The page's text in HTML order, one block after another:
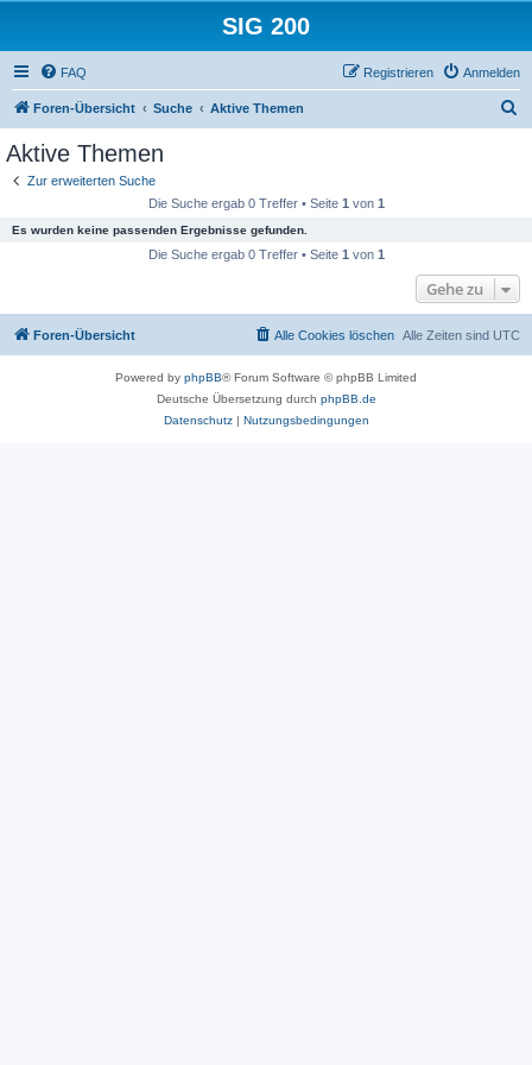
SIG 200
FAQ Anmelden
Registrieren
Foren-Übersicht Suche Aktive Themen
Aktive Themen
Zur erweiterten Suche
Die Suche ergab 0 Treffer • Seite 1 von 1
Es wurden keine passenden Ergebnisse gefunden.
Die Suche ergab 0 Treffer • Seite 1 von 1
Gehe zu
Foren-Übersicht Alle Zeiten sind UTC
Alle Cookies löschen
Powered by phpBB® Forum Software © phpBB Limited
Deutsche Übersetzung durch phpBB.de
Datenschutz| Nutzungsbedingungen